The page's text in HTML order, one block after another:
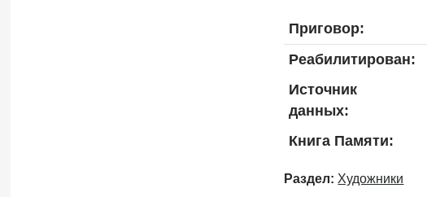
Приговор:
Реабилитирован:
Источник
данных:
Книга Памяти:
Раздел: Художники